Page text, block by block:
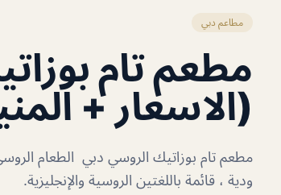
مطاعم دبي
مطعم تام
(الاسعار +
مطعم تام بوزاتيك الروسي دبي الطعام
ودية ، قائمة باللغتين الروسية والإنجليزية.